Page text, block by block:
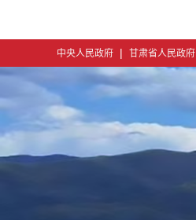
中央人民政府 | 甘肃省人民政府